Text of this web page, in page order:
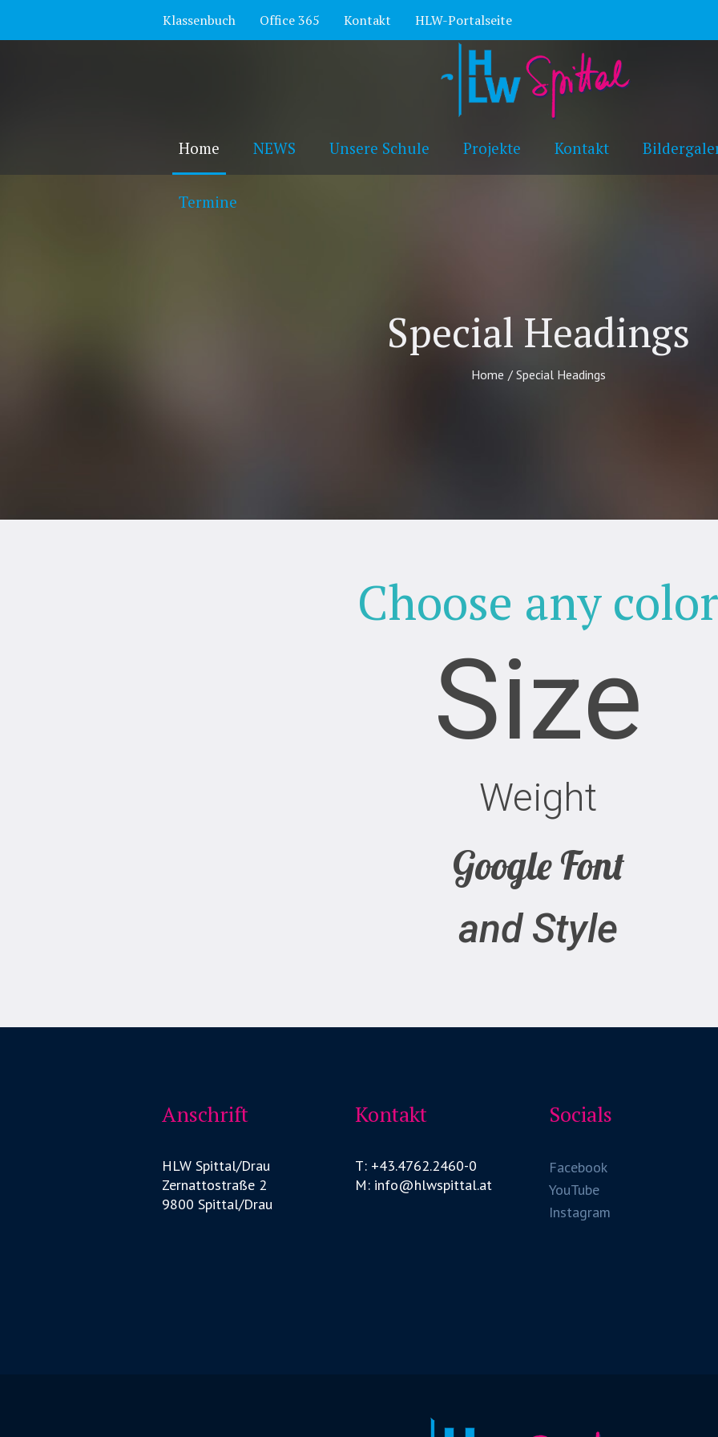
Klassenbuch Office 365 Kontakt HLW-Portalseite
Home NEWS Unsere Schule Projekte Kontakt
Termine
Special Headings
Home / Special Headings
Choose any
Size
Weight
Google Font
and Style
Anschrift
HLW Spittal/Drau
Zernattostraße 2
9800 Spittal/Drau
Kontakt
T: +43.4762.2460-0
M: info@hlwspittal.at
Socials
Facebook
YouTube
Instagram